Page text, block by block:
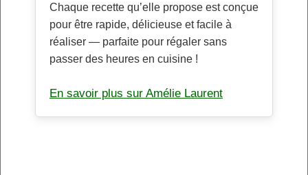
Chaque recette qu’elle propose est conçue
pour être rapide, délicieuse et facile à
réaliser — parfaite pour régaler sans
passer des heures en cuisine !
En savoir plus sur Amélie Laurent